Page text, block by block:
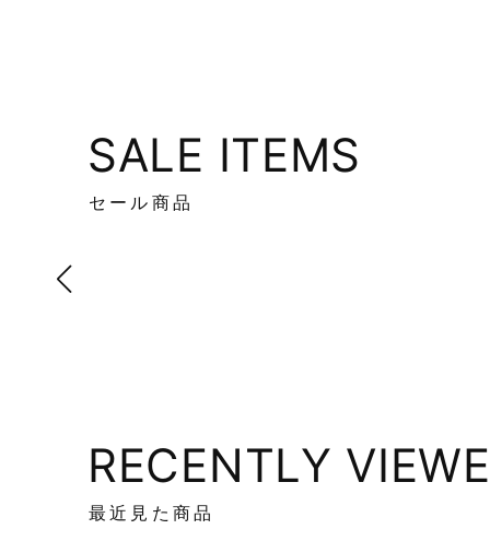
SALE ITEMS
セール商品
RECENTLY
最近見た商品